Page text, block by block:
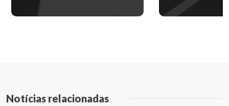
Notícias relacionadas